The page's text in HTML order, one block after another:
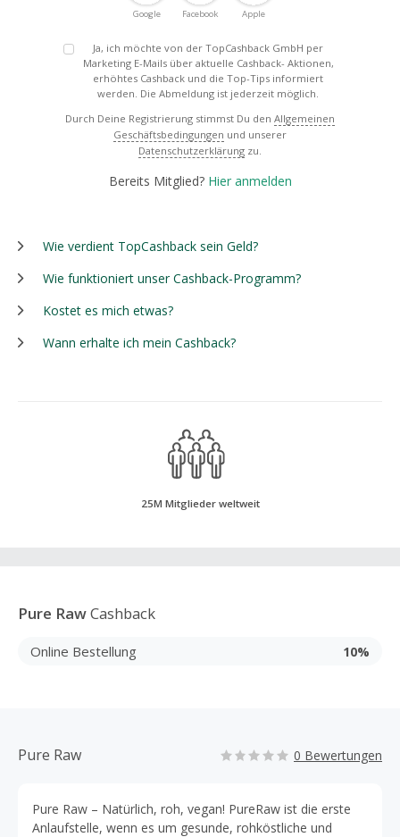
Google Facebook Apple
Ja, ich möchte von der TopCashback GmbH per
Marketing E-Mails über aktuelle Cashback- Aktionen,
erhöhtes Cashback und die Top-Tips informiert
werden. Die Abmeldung ist jederzeit möglich.
Durch Deine Registrierung stimmst Du den Allgemeinen
Geschäftsbedingungen und unserer
Datenschutzerklärung zu.
Bereits Mitglied? Hier anmelden
Wie verdient TopCashback sein Geld?
Wie funktioniert unser Cashback-Programm?
Kostet es mich etwas?
Wann erhalte ich mein Cashback?
25M Mitglieder weltweit
Pure RawCashback
Online Bestellung 10%
Pure Raw 0 Bewertungen
Pure Raw – Natürlich, roh, vegan! PureRaw ist die erste
Anlaufstelle, wenn es um gesunde, rohköstliche und